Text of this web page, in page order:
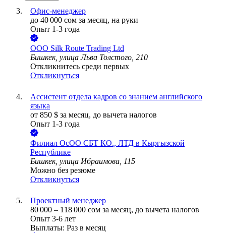
Офис-менеджер
до 40 000 сом за месяц, на руки
Опыт 1-3 года
ООО Silk Route Trading Ltd
Бишкек, улица Льва Толстого, 210
Откликнитесь среди первых
Откликнуться
Ассистент отдела кадров со знанием английского
языка
от 850 $ за месяц, до вычета налогов
Опыт 1-3 года
Филиал ОсОО СБТ КО., ЛТД в Кыргызской
Республике
Бишкек, улица Ибраимова, 115
Можно без резюме
Откликнуться
Проектный менеджер
80 000 – 118 000 сом за месяц, до вычета налогов
Опыт 3-6 лет
Выплаты: Раз в месяц